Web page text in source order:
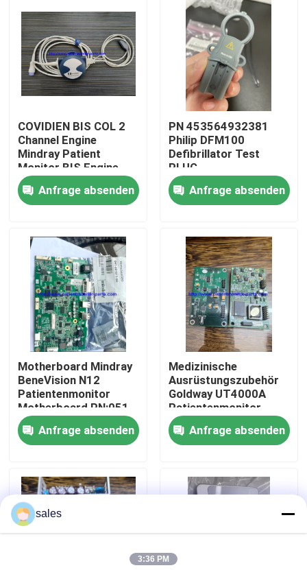
Zu Hause
Videos
Über uns
Werksbesichtigung
Qualitätskontrolle
Kontakt mit uns
Bitte um ein Angebot
Teile für Patientenmonitore
Patientenmonitormodul
COVIDIEN BIS COL 2
Channel Engine
Mindray Patient
Monitor BIS Engine,
BIS Konverter, BIS
Prozessor
Anfrage absenden
PN 453564932381
Philip DFM100
Defibrillator Test
PLUG
REF:989803171271
Anfrage absenden
Motherboard Mindray
BeneVision N12
Patientenmonitor
Motherboard PN:051-
002717-00
Anfrage absenden
Medizinische
Ausrüstungszubehör
Goldway UT4000A
Patientenmonitor
Blutsauerstoffplatine
Anfrage absenden
sales
3:36 PM